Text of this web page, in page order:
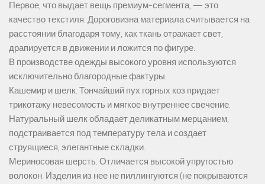
Первое, что выдает вещь премиум-сегмента, — это
качество текстиля. Дороговизна материала считывается на
расстоянии благодаря тому, как ткань отражает свет,
драпируется в движении и ложится по фигуре.
В производстве одежды высокого уровня используются
исключительно благородные фактуры:
Кашемир и шелк. Тончайший пух горных коз придает
трикотажу невесомость и мягкое внутреннее свечение.
Натуральный шелк обладает деликатным мерцанием,
подстраивается под температуру тела и создает
струящиеся, элегантные складки.
Мериносовая шерсть. Отличается высокой упругостью
волокон. Изделия из нее не пиллингуются (не покрываются